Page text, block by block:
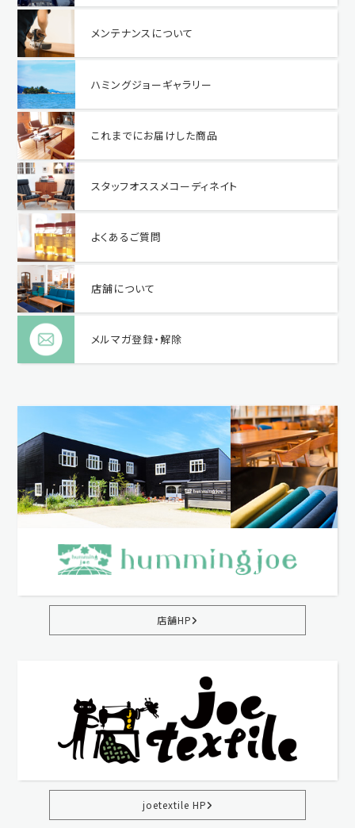
メンテナンスについて
ハミングジョーギャラリー
これまでにお届けした商品
スタッフオススメコーディネイト
よくあるご質問
店舗について
メルマガ登録・解除
店舗HP
joetextile HP